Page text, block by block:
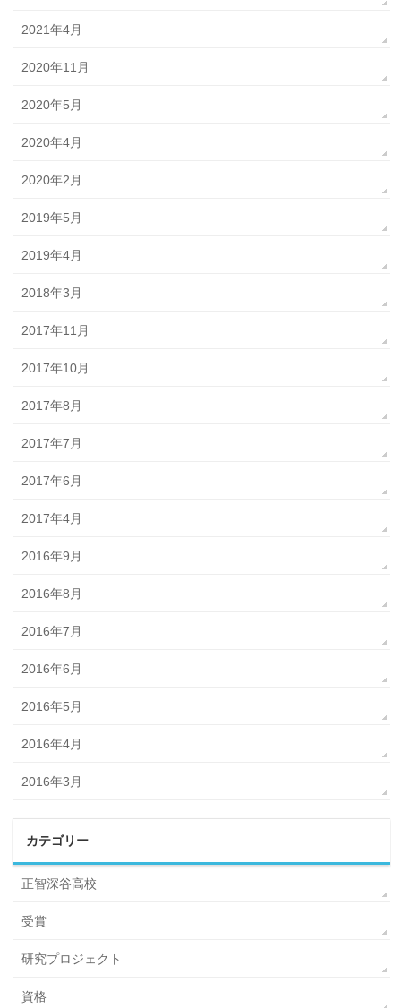
2021年4月
2020年11月
2020年5月
2020年4月
2020年2月
2019年5月
2019年4月
2018年3月
2017年11月
2017年10月
2017年8月
2017年7月
2017年6月
2017年4月
2016年9月
2016年8月
2016年7月
2016年6月
2016年5月
2016年4月
2016年3月
カテゴリー
正智深谷高校
受賞
研究プロジェクト
資格